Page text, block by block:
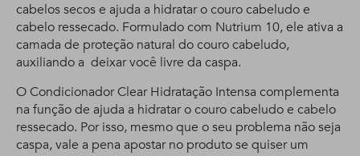
cabelos secos e ajuda a hidratar o couro cabeludo e
cabelo ressecado. Formulado com Nutrium 10, ele ativa a
camada de proteção natural do couro cabeludo,
auxiliando a deixar você livre da caspa.
O Condicionador Clear Hidratação Intensa complementa
na função de ajuda a hidratar o couro cabeludo e cabelo
ressecado. Por isso, mesmo que o seu problema não seja
caspa, vale a pena apostar no produto se quiser um